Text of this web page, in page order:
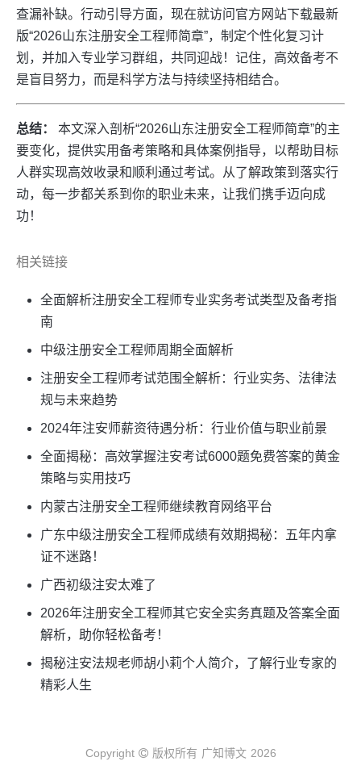
查漏补缺。行动引导方面，现在就访问官方网站下载最新
版“2026山东注册安全工程师简章”，制定个性化复习计
划，并加入专业学习群组，共同迎战！记住，高效备考不
是盲目努力，而是科学方法与持续坚持相结合。
总结：
本文深入剖析“2026山东注册安全工程师简章”的主
要变化，提供实用备考策略和具体案例指导，以帮助目标
人群实现高效收录和顺利通过考试。从了解政策到落实行
动，每一步都关系到你的职业未来，让我们携手迈向成
功！
相关链接
全面解析注册安全工程师专业实务考试类型及备考指
南
中级注册安全工程师周期全面解析
注册安全工程师考试范围全解析：行业实务、法律法
规与未来趋势
2024年注安师薪资待遇分析：行业价值与职业前景
全面揭秘：高效掌握注安考试6000题免费答案的黄金
策略与实用技巧
内蒙古注册安全工程师继续教育网络平台
广东中级注册安全工程师成绩有效期揭秘：五年内拿
证不迷路！
广西初级注安太难了
2026年注册安全工程师其它安全实务真题及答案全面
解析，助你轻松备考！
揭秘注安法规老师胡小莉个人简介，了解行业专家的
精彩人生
Copyright 版权所有 广知博文 2026